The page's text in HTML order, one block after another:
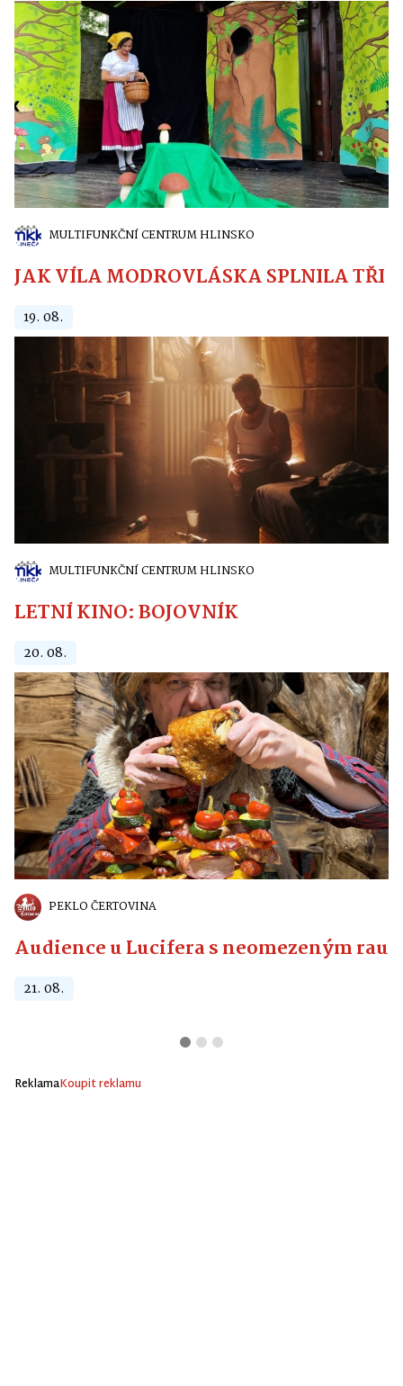
MULTIFUNKČNÍ CENTRUM HLINSKO
JAK VÍLA MODROVLÁSKA SPLNILA
19. 08.
MULTIFUNKČNÍ CENTRUM HLINSKO
LETNÍ KINO: BOJOVNÍK
20. 08.
PEKLO ČERTOVINA
Audience u Lucifera s neomezeným
21. 08.
ReklamaKoupit reklamu